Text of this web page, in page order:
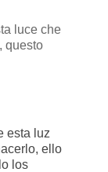
luce che
questo
esta luz
ello
los